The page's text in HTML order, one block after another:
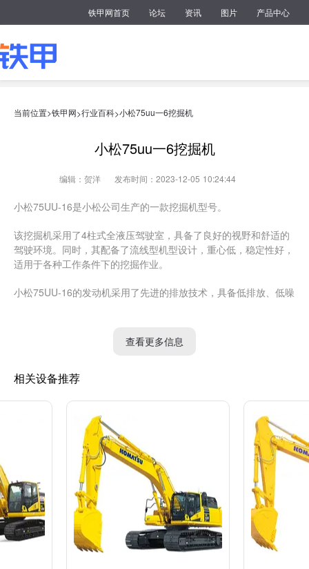
铁甲网首页 论坛 资讯 图片 产品中心
当前位置>铁甲网>行业百科>小松75uu一6挖掘机
小松75uu一6挖掘机
编辑：贺洋 发布时间：2023-12-05 10:24:44
小松75UU-16是小松公司生产的一款挖掘机型号。
该挖掘机采用了4柱式全液压驾驶室，具备了良好的视野和舒适的
驾驶环境。同时，其配备了流线型机型设计，重心低，稳定性好，
适用于各种工作条件下的挖掘作业。
小松75UU-16的发动机采用了先进的排放技术，具备低排放、低噪
该挖掘机还配备了多种工作装置，可以配合各种不同的工作需求，
翻系统、防溜坡系统等，保证了操作的安全性。
总的来说，小松75UU-16是一款性能卓越、操作方便的挖掘机，适
用于各种挖掘作业场景。
查看更多信息
相关设备推荐